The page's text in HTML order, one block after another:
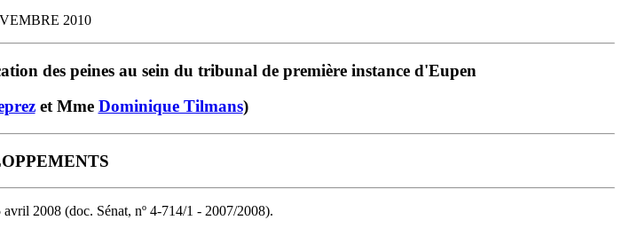
2010
des peines au sein du tribunal de première instance d'Eupen
et Mme Dominique Tilmans)
2008 (doc. Sénat, nº 4-714/1 - 2007/2008).